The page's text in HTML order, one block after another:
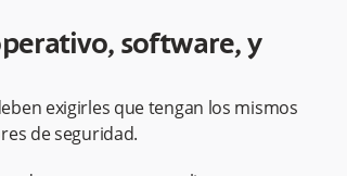
software, y
exigirles que tengan los mismos
de seguridad.